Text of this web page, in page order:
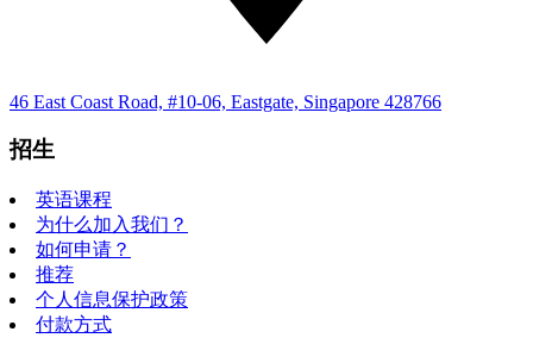
46 East Coast Road, #10-06, Eastgate, Singapore 428766
招生
英语课程
为什么加入我们？
如何申请？
推荐
个人信息保护政策
付款方式